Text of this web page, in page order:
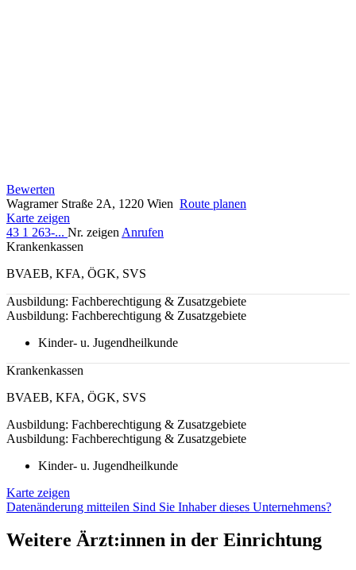
Bewerten
Wagramer Straße 2A, 1220 Wien Route planen
Karte zeigen
43 1 263-... Nr. zeigen Anrufen
Krankenkassen
BVAEB, KFA, ÖGK, SVS
Ausbildung: Fachberechtigung & Zusatzgebiete
Ausbildung: Fachberechtigung & Zusatzgebiete
Kinder- u. Jugendheilkunde
Krankenkassen
BVAEB, KFA, ÖGK, SVS
Ausbildung: Fachberechtigung & Zusatzgebiete
Ausbildung: Fachberechtigung & Zusatzgebiete
Kinder- u. Jugendheilkunde
Karte zeigen
Datenänderung mitteilen Sind Sie Inhaber dieses Unternehmens?
Weitere Ärzt:innen in der Einrichtung